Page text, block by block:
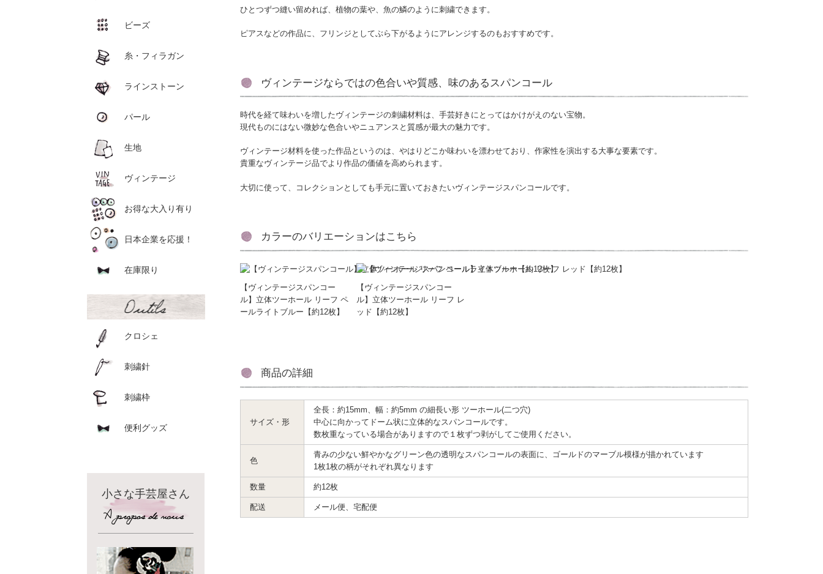
ひとつずつ縫い留めれば、植物の葉や、魚の鱗のように刺繍できます。
ピアスなどの作品に、フリンジとしてぶら下がるようにアレンジするのもおすすめです。
ヴィンテージならではの色合いや質感、味のあるスパンコール
時代を経て味わいを増したヴィンテージの刺繍材料は、手芸好きにとってはかけがえのない宝物。
現代ものにはない微妙な色合いやニュアンスと質感が最大の魅力です。
ヴィンテージ材料を使った作品というのは、やはりどこか味わいを漂わせており、作家性を演出する大事な要素です。
貴重なヴィンテージ品でより作品の価値を高められます。
大切に使って、コレクションとしても手元に置いておきたいヴィンテージスパンコールです。
カラーのバリエーションはこちら
【ヴィンテージスパンコー
ル】立体ツーホール リーフ ペ
ールライトブルー【約12枚】
【ヴィンテージスパンコー
ル】立体ツーホール リーフ レ
ッド【約12枚】
商品の詳細
サイズ・形
全長：約15mm、幅：約5mm の細長い形 ツーホール(二つ穴)
中心に向かってドーム状に立体的なスパンコールです。
数枚重なっている場合がありますので１枚ずつ剥がしてご使用ください。
色
青みの少ない鮮やかなグリーン色の透明なスパンコールの表面に、ゴールドのマーブル模様が描かれています
1枚1枚の柄がそれぞれ異なります
数量 約12枚
配送 メール便、宅配便
ビーズ
糸・フィラガン
ラインストーン
パール
生地
ヴィンテージ
お得な大入り有り
日本企業を応援！
在庫限り
クロシェ
刺繍針
刺繍枠
便利グッズ
小さな手芸屋さん